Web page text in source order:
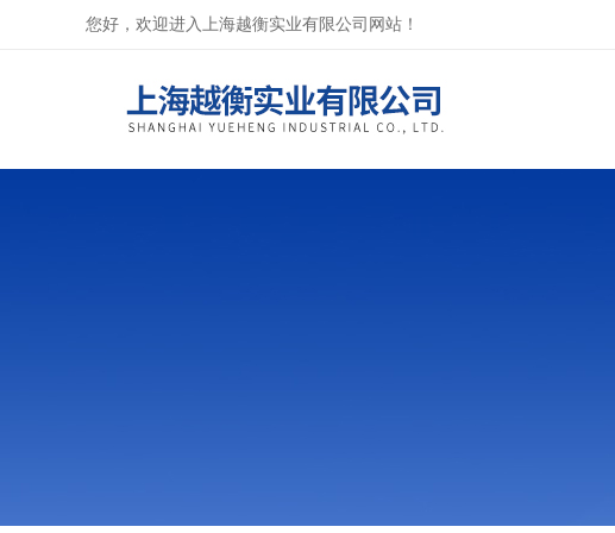
您好，欢迎进入上海越衡实业有限公司网站！